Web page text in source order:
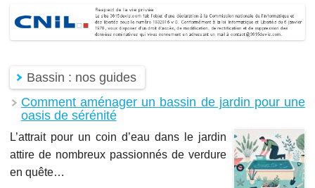
Bassin : nos guides
Comment aménager un bassin de jardin pour une
oasis de sérénité
L’attrait pour un coin d’eau dans le jardin
attire de nombreux passionnés de verdure
en quête…